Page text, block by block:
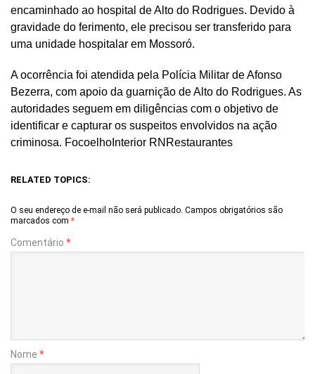
encaminhado ao hospital de Alto do Rodrigues. Devido à
gravidade do ferimento, ele precisou ser transferido para
uma unidade hospitalar em Mossoró.
A ocorrência foi atendida pela Polícia Militar de Afonso
Bezerra, com apoio da guarnição de Alto do Rodrigues. As
autoridades seguem em diligências com o objetivo de
identificar e capturar os suspeitos envolvidos na ação
criminosa. FocoelhoInterior RNRestaurantes
RELATED TOPICS:
O seu endereço de e-mail não será publicado. Campos obrigatórios são
marcados com *
Comentário *
Nome *